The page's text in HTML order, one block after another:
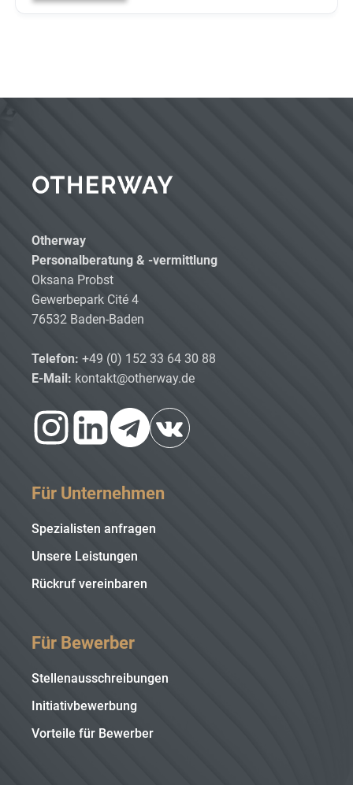
Otherway
Personalberatung & -vermittlung
Oksana Probst
Gewerbepark Cité 4
76532 Baden-Baden
Telefon: +49 (0) 152 33 64 30 88
E-Mail: kontakt@otherway.de
Für Unternehmen
Spezialisten anfragen
Unsere Leistungen
Rückruf vereinbaren
Für Bewerber
Stellenausschreibungen
Initiativbewerbung
Vorteile für Bewerber